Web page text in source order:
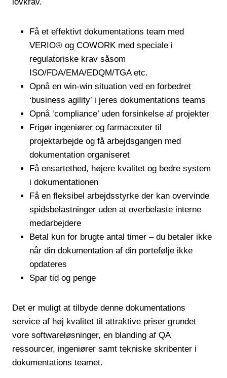
Få et effektivt dokumentations team med
VERIO® og COWORK med speciale i
regulatoriske krav såsom
ISO/FDA/EMA/EDQM/TGA etc.
Opnå en win-win situation ved en forbedret
‘business agility’ i jeres dokumentations teams
Opnå ‘compliance’ uden forsinkelse af projekter
Frigør ingeniører og farmaceuter til
projektarbejde og få arbejdsgangen med
dokumentation organiseret
Få ensartethed, højere kvalitet og bedre system
i dokumentationen
Få en fleksibel arbejdsstyrke der kan overvinde
spidsbelastninger uden at overbelaste interne
medarbejdere
Betal kun for brugte antal timer – du betaler ikke
når din dokumentation af din portefølje ikke
opdateres
Spar tid og penge
Det er muligt at tilbyde denne dokumentations
service af høj kvalitet til attraktive priser grundet
vore softwareløsninger, en blanding af QA
ressourcer, ingeniører samt tekniske skribenter i
dokumentations teamet.